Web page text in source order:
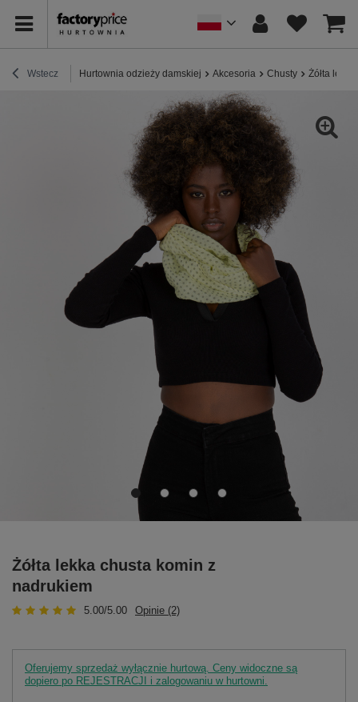
Wstecz Hurtownia odzieży damskiej Akcesoria Chusty Żółta
Żółta lekka chusta komin z
nadrukiem
5.00/5.00 Opinie (2)
Oferujemy sprzedaż wyłącznie hurtową. Ceny widoczne są
dopiero po REJESTRACJI i zalogowaniu w hurtowni.